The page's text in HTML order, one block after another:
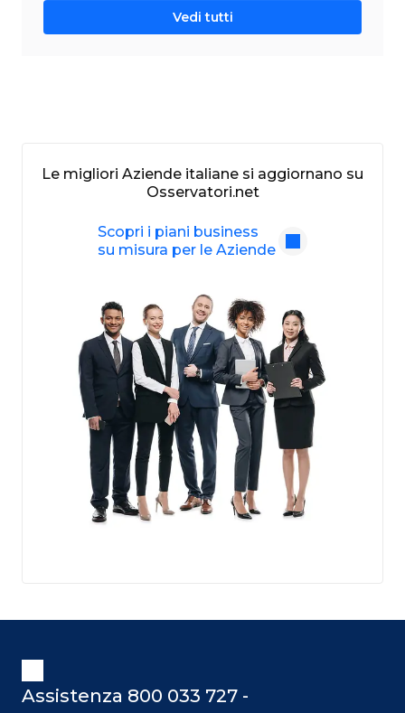
Vedi tutti
Le migliori Aziende italiane si aggiornano su
Osservatori.net
Scopri i piani business
su misura per le Aziende
Assistenza 800 033 727 -